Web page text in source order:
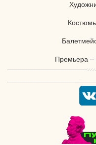
Премьера –